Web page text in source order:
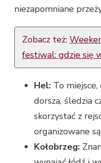
niezapomniane
Zobacz też:
festiwal: gdzie się
Hel: To miejsce,
dorsza, śledzia
skorzystać z
organizowane
Kołobrzeg: